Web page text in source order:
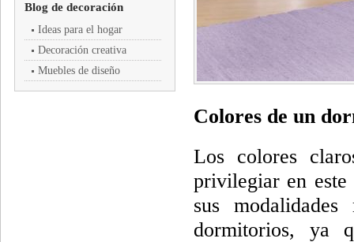
Blog de decoración
Ideas para el hogar
Decoración creativa
Muebles de diseño
Colores de un
Los colores
privilegiar en
sus
dormitorios, ya